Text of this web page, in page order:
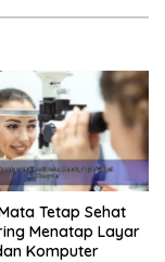
Tetap Sehat
Menatap Layar
Komputer